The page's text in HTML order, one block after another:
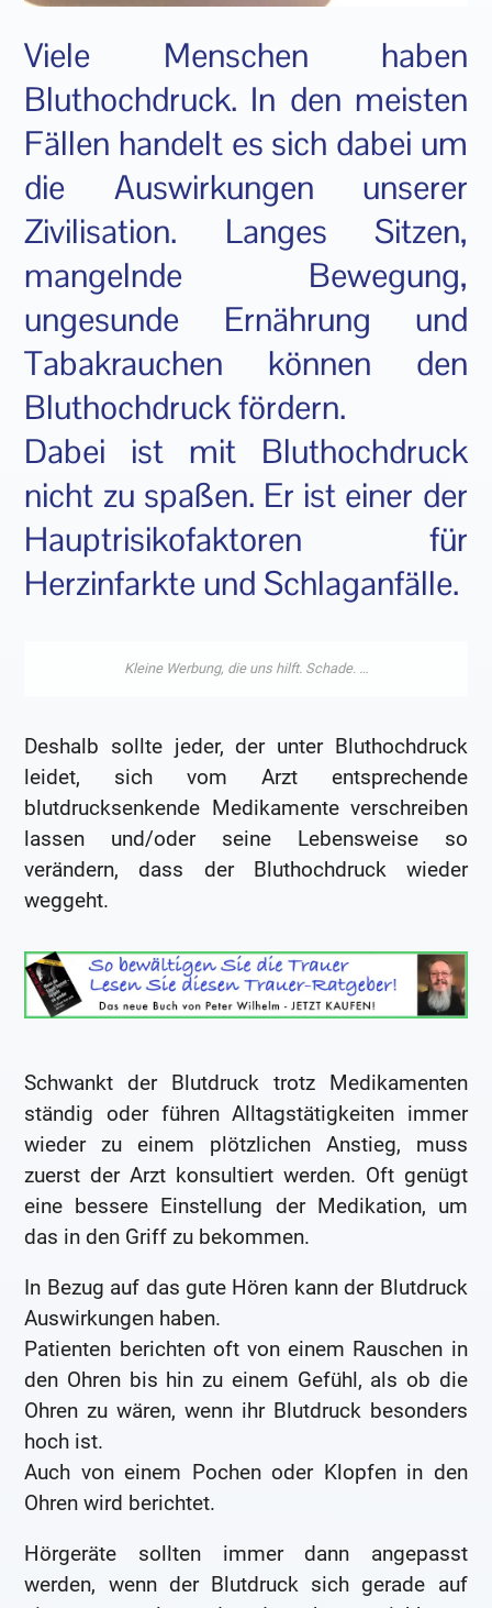
Viele Menschen haben
Bluthochdruck. In den meisten
Fällen handelt es sich dabei um
die Auswirkungen unserer
Zivilisation. Langes Sitzen,
mangelnde Bewegung,
ungesunde Ernährung und
Tabakrauchen können den
Bluthochdruck fördern.
Dabei ist mit Bluthochdruck
nicht zu spaßen. Er ist einer der
Hauptrisikofaktoren für
Herzinfarkte und Schlaganfälle.
Deshalb sollte jeder, der unter Bluthochdruck
leidet, sich vom Arzt entsprechende
blutdrucksenkende Medikamente verschreiben
lassen und/oder seine Lebensweise so
verändern, dass der Bluthochdruck wieder
weggeht.
Schwankt der Blutdruck trotz Medikamenten
ständig oder führen Alltagstätigkeiten immer
wieder zu einem plötzlichen Anstieg, muss
zuerst der Arzt konsultiert werden. Oft genügt
eine bessere Einstellung der Medikation, um
das in den Griff zu bekommen.
In Bezug auf das gute Hören kann der Blutdruck
Auswirkungen haben.
Patienten berichten oft von einem Rauschen in
den Ohren bis hin zu einem Gefühl, als ob die
Ohren zu wären, wenn ihr Blutdruck besonders
hoch ist.
Auch von einem Pochen oder Klopfen in den
Ohren wird berichtet.
Hörgeräte sollten immer dann angepasst
werden, wenn der Blutdruck sich gerade auf